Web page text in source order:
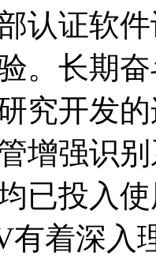
认证软
。长期
究开发
增强识
已投入
有着深入